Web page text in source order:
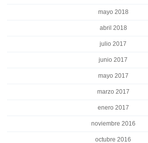
mayo 2018
abril 2018
julio 2017
junio 2017
mayo 2017
marzo 2017
enero 2017
noviembre 2016
octubre 2016